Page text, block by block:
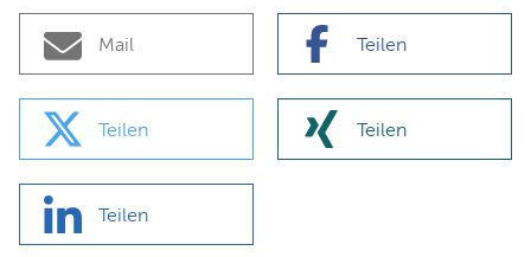
Mail Teilen
Teilen Teilen
Teilen